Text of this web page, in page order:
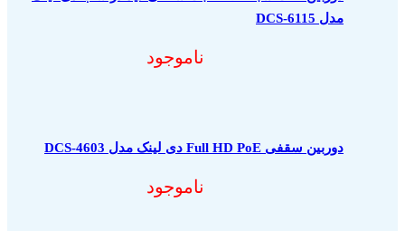
مدل DCS-6115
ناموجود
دوربین سقفی Full HD PoE دی لینک مدل DCS-4603
ناموجود